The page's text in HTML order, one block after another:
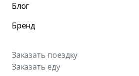
Блог
Бренд
Заказать поездку
Заказать еду